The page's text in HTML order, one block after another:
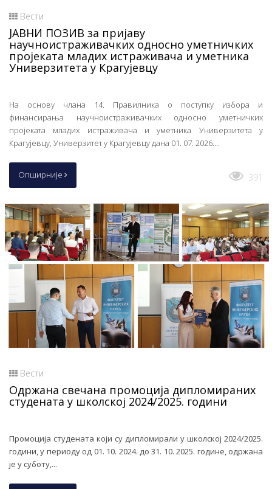
Вести
ЈАВНИ ПОЗИВ за пријаву
научноистраживачких односно уметничких
пројеката младих истраживача и уметника
Универзитета у Крагујевцу
На основу члана 14. Правилника о поступку избора и
финансирања научноистраживачких односно уметничких
пројеката младих истраживача и уметника Универзитета у
Крагујевцу, Универзитет у Крагујевцу дана 01. 07. 2026....
Опширније 391
Вести
Одржана свечана промоција дипломираних
студената у школској 2024/2025. години
Промоција студената који су дипломирали у школској 2024/2025.
години, у периоду од 01. 10. 2024. до 31. 10. 2025. године, одржана
је у суботу,...